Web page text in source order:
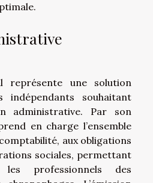
représente une solution
indépendants souhaitant
administrative. Par son
en charge l’ensemble
aux obligations
sociales, permettant
professionnels des